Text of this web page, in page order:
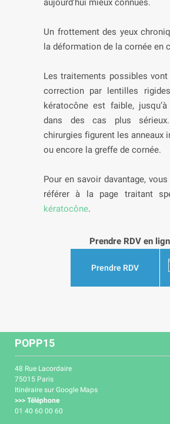
Un frottement des yeux
la déformation de la cornée en
Les traitements possibles
correction par lentilles
kératocône est faible,
dans des cas plus
chirurgies figurent les anneaux
ou encore la greffe de cornée.
Pour en savoir davantage,
référer à la page traitant
kératocône.
Prendre RDV en
Prendre RDV
POPP15
48 Rue Lacordaire
75015 Paris
Itinéraire sur Google Maps
>>> Téléphone
01 40 60 00 60